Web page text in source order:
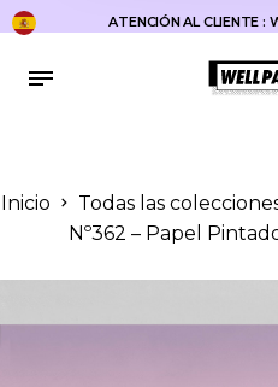
ATENCIÓN AL CLIENTE
Inicio Todas las
Nº362 – Papel